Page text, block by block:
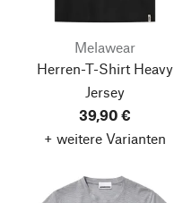
Melawear
Herren-T-Shirt Heavy
Jersey
39,90 €
+ weitere Varianten